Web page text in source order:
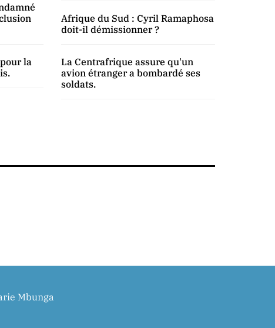
la
Afrique du Sud : Cyril Ramaphosa
doit-il démissionner ?
La Centrafrique assure qu'un
avion étranger a bombardé ses
soldats.
Mbunga